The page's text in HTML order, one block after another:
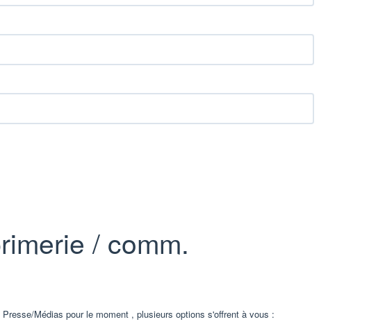
/ comm.
Médias pour le moment , plusieurs options s'offrent à vous :